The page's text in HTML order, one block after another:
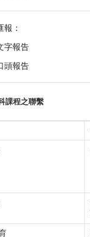
：
字報告
頭報告
課程之聯繫